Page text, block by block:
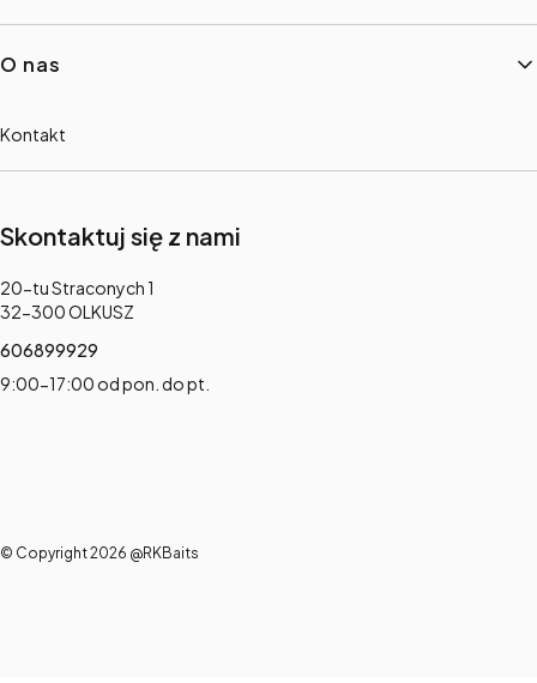
O nas
Kontakt
Skontaktuj się z nami
Adres:
20-tu Straconych 1
32-300 OLKUSZ
606899929
9:00-17:00 od pon. do pt.
© Copyright 2026 @RKBaits